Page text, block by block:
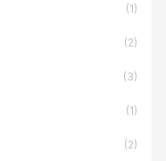
(1)
(2)
(3)
(1)
(2)